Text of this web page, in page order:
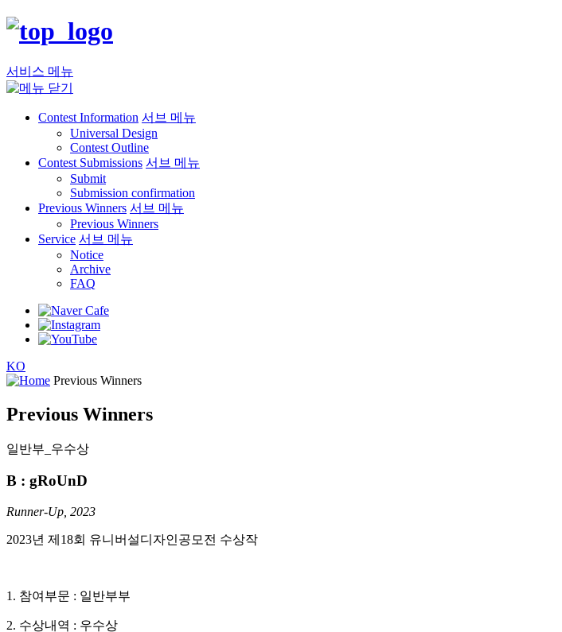
서비스 메뉴
Contest Information 서브 메뉴
Universal Design
Contest Outline
Contest Submissions 서브 메뉴
Submit
Submission confirmation
Previous Winners 서브 메뉴
Previous Winners
Service 서브 메뉴
Notice
Archive
FAQ
KO
Previous Winners
Previous Winners
일반부_우수상
B : gRoUnD
Runner-Up, 2023
2023년 제18회 유니버설디자인공모전 수상작
1. 참여부문 : 일반부부
2. 수상내역 : 우수상